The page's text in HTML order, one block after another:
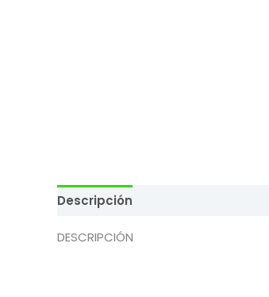
Descripción
DESCRIPCIÓN